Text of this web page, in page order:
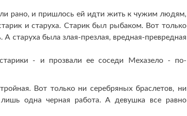
рано, и пришлось ей идти жить к чужим людям,
и старуха. Старик был рыбаком. Вот только
А старуха была злая-презлая, вредная-превредная
- и прозвали ее соседи Мехазело - по-
Вот только ни серебряных браслетов, ни
одна черная работа. А девушка все равно